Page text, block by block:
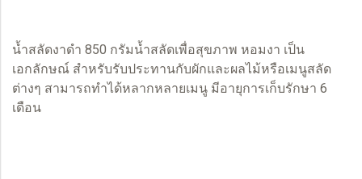
น้ำสลัดงาดำ 850 กรัมน้ำสลัดเพื่อสุขภาพ หอมงา เป็น
เอกลักษณ์ สำหรับรับประทานกับผักและผลไม้หรือเมนูสลัด
ต่างๆ สามารถทำได้หลากหลายเมนู มีอายุการเก็บรักษา 6
เดือน